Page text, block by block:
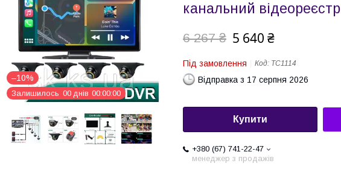
–10%
Залишилось 00 днів 00 00 00
канальний відеореєстр
6 267 ₴ 5 640 ₴
Під замовлення Код: TC1114
Відправка з 17 серпня 2026
Купити
+380 (67) 741-22-47
менеджер з продажів